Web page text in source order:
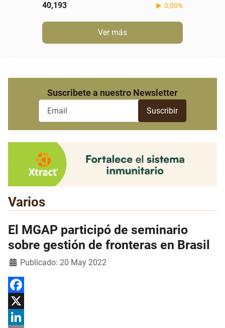
40,193 0,00%
Ver más
Suscribete a nuestro Newsletter
Varios
El MGAP participó de seminario
sobre gestión de fronteras en Brasil
Detalles
Publicado: 20 May 2022
Facebook
X